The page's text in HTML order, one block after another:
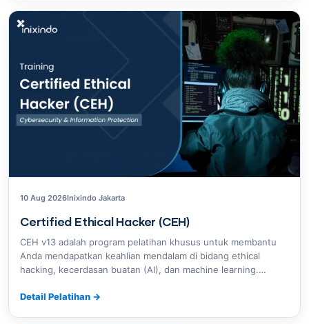
10 Aug 2026Inixindo Jakarta
Certified Ethical Hacker (CEH)
CEH v13 adalah program pelatihan khusus untuk membantu
Anda mendapatkan keahlian mendalam di bidang ethical
hacking, kecerdasan buatan (AI), dan machine learning.…
Detail Pelatihan →